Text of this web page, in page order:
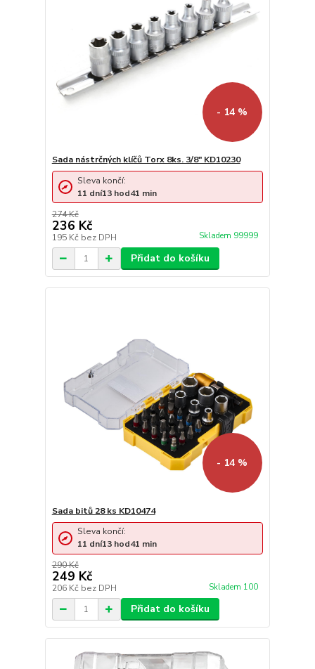
- 14 %
Sada nástrčných klíčů Torx 8ks. 3/8" KD10230
274 Kč
236 Kč
195 Kč bez DPH Skladem 99999
Sleva končí:
11 dní13 hod41 min
Přidat do košíku
- 14 %
Sada bitů 28 ks KD10474
290 Kč
249 Kč
206 Kč bez DPH Skladem 100
Sleva končí:
11 dní13 hod41 min
Přidat do košíku